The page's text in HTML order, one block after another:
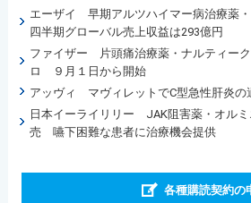
エーザイ 早期アルツハイマー病治療薬・
四半期グローバル売上収益は293億円
ファイザー 片頭痛治療薬・ナルティー
ロ ９月１日から開始
アッヴィ マヴィレットでC型急性肝炎の
日本イーライリリー JAK阻害薬・オル
売 嚥下困難な患者に治療機会提供
各種購読契約の